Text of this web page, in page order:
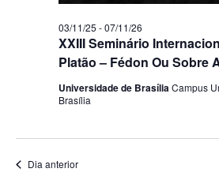
XXIII Seminário
Platão – Fédon Ou Sobre
03/11/25 -07/11/26
Universidade de BrasíliaCampus
Brasília
Dia anterior